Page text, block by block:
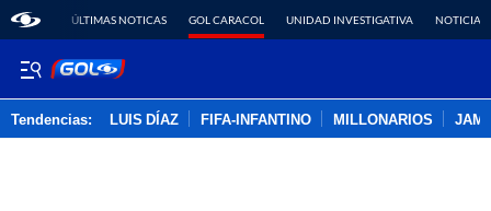
ÚLTIMAS NOTICAS GOL CARACOL UNIDAD INVESTIGATIVA NOTICIAS
Tendencias: LUIS DÍAZ FIFA-INFANTINO MILLONARIOS